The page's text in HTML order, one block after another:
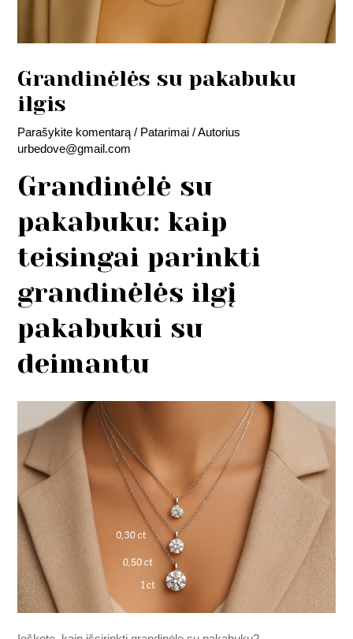
Grandinėlės su pakabuku
ilgis
Parašykite komentarą / Patarimai / Autorius
urbedove@gmail.com
Grandinėlė su
pakabuku: kaip
teisingai parinkti
grandinėlės ilgį
pakabukui su
deimantu